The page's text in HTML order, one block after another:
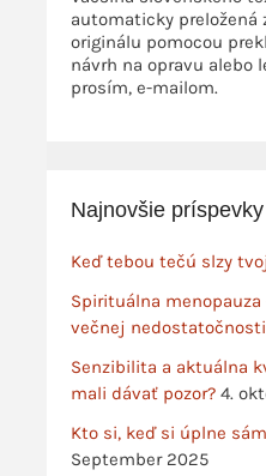
automaticky preložená
originálu pomocou
návrh na opravu alebo
prosím, e-mailom.
Najnovšie príspevky
Keď tebou tečú slzy
Spirituálna
večnej nedostatočnosti
Senzibilita a aktuálna
mali dávať pozor? 4.
Kto si, keď si úplne
September 2025